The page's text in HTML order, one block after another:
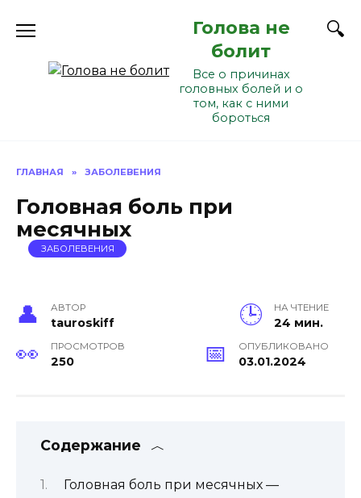
Голова не
болит
Все о причинах
головных болей и о
том, как с ними
бороться
ГЛАВНАЯ » ЗАБОЛЕВЕНИЯ
Головная боль при
месячных
ЗАБОЛЕВЕНИЯ
АВТОР
tauroskiff
НА ЧТЕНИЕ
24 мин.
ПРОСМОТРОВ
250
ОПУБЛИКОВАНО
03.01.2024
Содержание
Головная боль при месячных —